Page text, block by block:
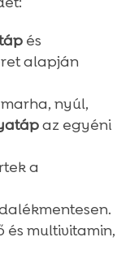
és
alapján
nyúl,
az egyéni
a
és multivitamin,